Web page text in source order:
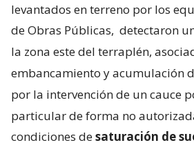
levantados en terreno por los
de Obras Públicas, detectaron
la zona este del terraplén,
embancamiento y acumulación
por la intervención de un cauce
particular de forma no
condiciones desaturación de